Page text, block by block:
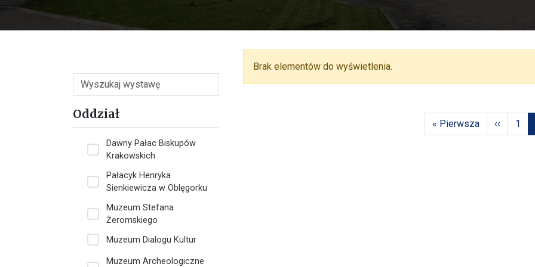
Wyszukaj
Oddział
Dawny Pałac Biskupów
Krakowskich
Pałacyk Henryka
Sienkiewicza w Oblęgorku
Muzeum Stefana
Żeromskiego
Muzeum Dialogu Kultur
Muzeum Archeologiczne
Brak elementów do wyświetlenia.
Pierwsza strona
« Pierwsza ‹‹ 1